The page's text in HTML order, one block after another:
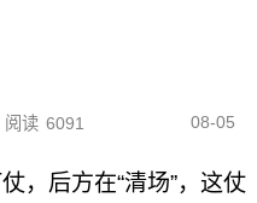
阅读 6091 08-05
，后方在“清场”，这仗